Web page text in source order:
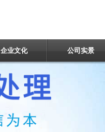
企业文化 公司实景